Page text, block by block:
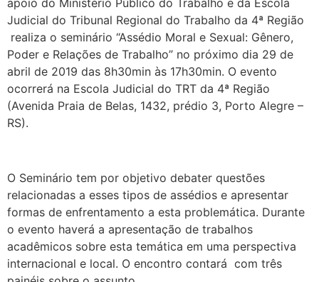
Judicial do Tribunal Regional do Trabalho da 4ª Região
realiza o seminário “Assédio Moral e Sexual: Gênero,
Poder e Relações de Trabalho” no próximo dia 29 de
abril de 2019 das 8h30min às 17h30min. O evento
ocorrerá na Escola Judicial do TRT da 4ª Região
(Avenida Praia de Belas, 1432, prédio 3, Porto Alegre –
RS).
O Seminário tem por objetivo debater questões
relacionadas a esses tipos de assédios e apresentar
formas de enfrentamento a esta problemática. Durante
o evento haverá a apresentação de trabalhos
acadêmicos sobre esta temática em uma perspectiva
internacional e local. O encontro contará com três